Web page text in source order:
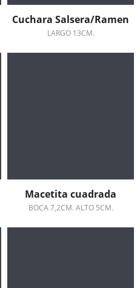
Cuchara Salsera/Ramen
LARGO 13CM.
Macetita cuadrada
BOCA 7,2CM. ALTO 5CM.